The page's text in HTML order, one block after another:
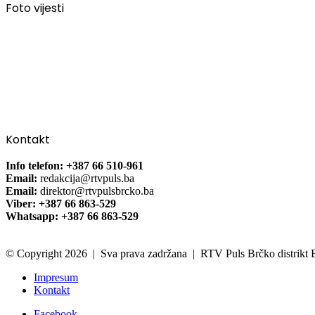
Foto vijesti
Kontakt
Info telefon: +387 66 510-961
Email: redakcija@rtvpuls.ba
Email: direktor@rtvpulsbrcko.ba
Viber: +387 66 863-529
Whatsapp: +387 66 863-529
© Copyright 2026 | Sva prava zadržana | RTV Puls Brčko distrikt
Impresum
Kontakt